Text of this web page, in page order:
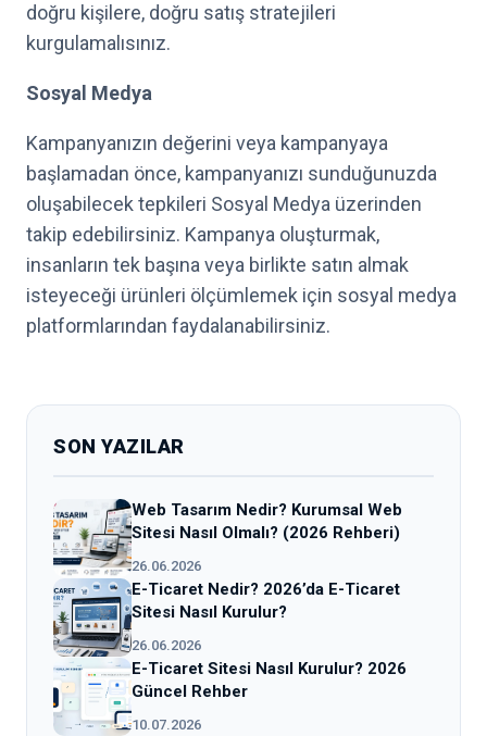
doğru kişilere, doğru satış stratejileri
kurgulamalısınız.
Sosyal Medya
Kampanyanızın değerini veya kampanyaya
başlamadan önce, kampanyanızı sunduğunuzda
oluşabilecek tepkileri Sosyal Medya üzerinden
takip edebilirsiniz. Kampanya oluşturmak,
insanların tek başına veya birlikte satın almak
isteyeceği ürünleri ölçümlemek için sosyal medya
platformlarından faydalanabilirsiniz.
SON YAZILAR
Web Tasarım Nedir? Kurumsal Web
Sitesi Nasıl Olmalı? (2026 Rehberi)
26.06.2026
E-Ticaret Nedir? 2026’da E-Ticaret
Sitesi Nasıl Kurulur?
26.06.2026
E-Ticaret Sitesi Nasıl Kurulur? 2026
Güncel Rehber
10.07.2026